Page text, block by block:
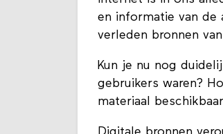
internet is in ons
en informatie van de
Kun je nu nog
gebruikers waren?